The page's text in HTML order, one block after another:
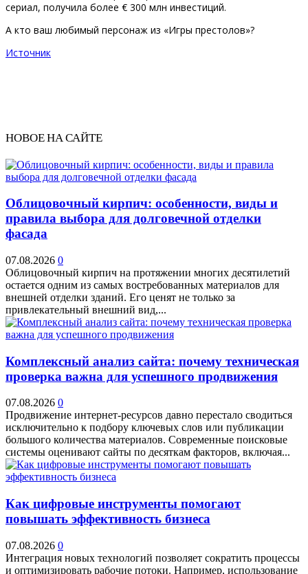
сериал, получила более € 300 млн инвестиций.
А кто ваш любимый персонаж из «Игры престолов»?
Источник
НОВОЕ НА САЙТЕ
Облицовочный кирпич: особенности, виды и
правила выбора для долговечной отделки
фасада
07.08.2026 0
Облицовочный кирпич на протяжении многих десятилетий
остается одним из самых востребованных материалов для
внешней отделки зданий. Его ценят не только за
привлекательный внешний вид,...
Комплексный анализ сайта: почему техническая
проверка важна для успешного продвижения
07.08.2026 0
Продвижение интернет-ресурсов давно перестало сводиться
исключительно к подбору ключевых слов или публикации
большого количества материалов. Современные поисковые
системы оценивают сайты по десяткам факторов, включая...
Как цифровые инструменты помогают
повышать эффективность бизнеса
07.08.2026 0
Интеграция новых технологий позволяет сократить процессы
и оптимизировать рабочие потоки. Например, использование